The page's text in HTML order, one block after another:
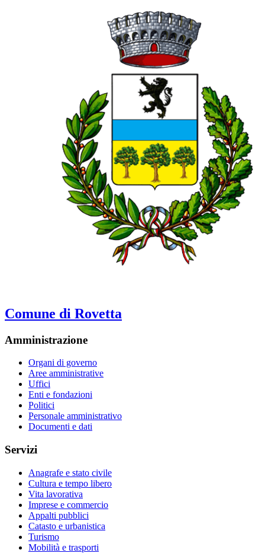
Comune di Rovetta
Amministrazione
Organi di governo
Aree amministrative
Uffici
Enti e fondazioni
Politici
Personale amministrativo
Documenti e dati
Servizi
Anagrafe e stato civile
Cultura e tempo libero
Vita lavorativa
Imprese e commercio
Appalti pubblici
Catasto e urbanistica
Turismo
Mobilità e trasporti